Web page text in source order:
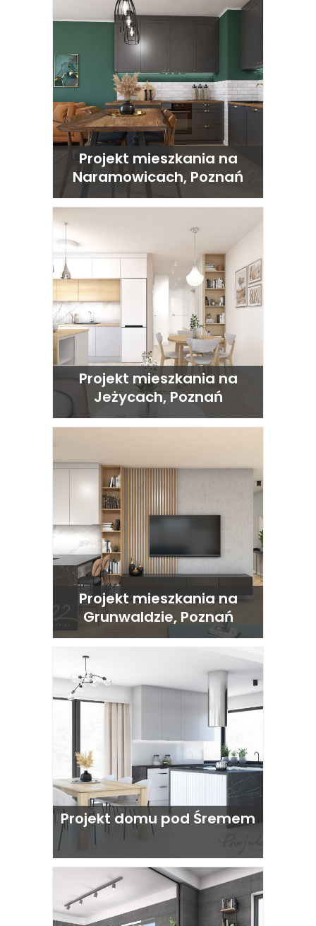
Projekt mieszkania na
Naramowicach, Poznań
Projekt mieszkania na
Jeżycach, Poznań
Projekt mieszkania na
Grunwaldzie, Poznań
Projekt domu pod Śremem